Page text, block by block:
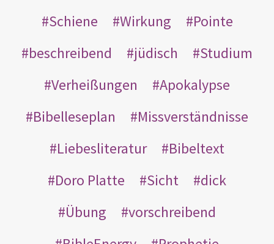
Schiene Wirkung
Pointe
beschreibend
jüdisch
Studium
Verheißungen
Apokalypse
Bibelleseplan
Missverständnisse
Liebesliteratur
Bibeltext
Doro Platte
Sicht
dick
Übung
vorschreibend